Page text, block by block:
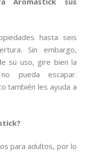
hasta seis
Sin embargo,
su uso, gire bien la
pueda escapar.
también les ayuda a
para adultos, por lo